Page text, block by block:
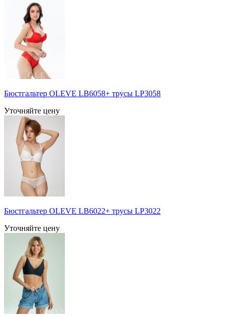
Бюстгальтер OLEVE LB6058+ трусы LP3058
Уточняйте цену
Бюстгальтер OLEVE LB6022+ трусы LP3022
Уточняйте цену